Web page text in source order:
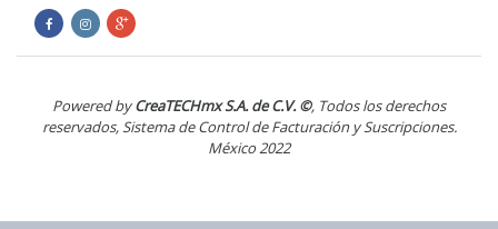
Powered byCreaTECHmx S.A. de C.V. ©, Todos los derechos
reservados, Sistema de Control de Facturación y Suscripciones.
México 2022